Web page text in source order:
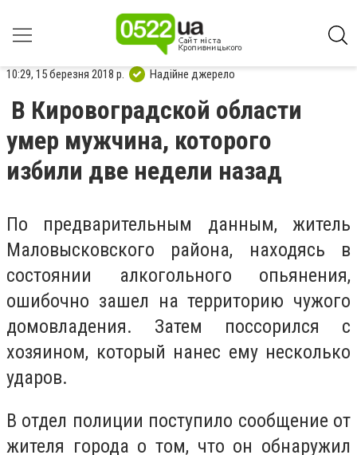
10:29, 15 березня 2018 р. Надійне джерело
В Кировоградской области
умер мужчина, которого
избили две недели назад
По предварительным данным, житель
Маловысковского района, находясь в
состоянии алкогольного опьянения,
ошибочно зашел на территорию чужого
домовладения. Затем поссорился с
хозяином, который нанес ему несколько
ударов.
В отдел полиции поступило сообщение от
жителя города о том, что он обнаружил